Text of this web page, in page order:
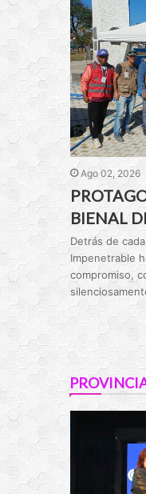
Ago 02, 2026
BIENAL
Detrás de
Impenetrable
compromiso,